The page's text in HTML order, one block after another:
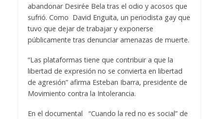
abandonar Desirée Bela tras el odio y acosos que
sufrió. Como David Enguita, un periodista gay que
tuvo que dejar de trabajar y exponerse
públicamente tras denunciar amenazas de muerte.
“Las plataformas tiene que contribuir a que la
libertad de expresión no se convierta en libertad
de agresión” afirma Esteban Ibarra, presidente de
Movimiento contra la Intolerancia.
En el documental “Cuando la red no es social” de